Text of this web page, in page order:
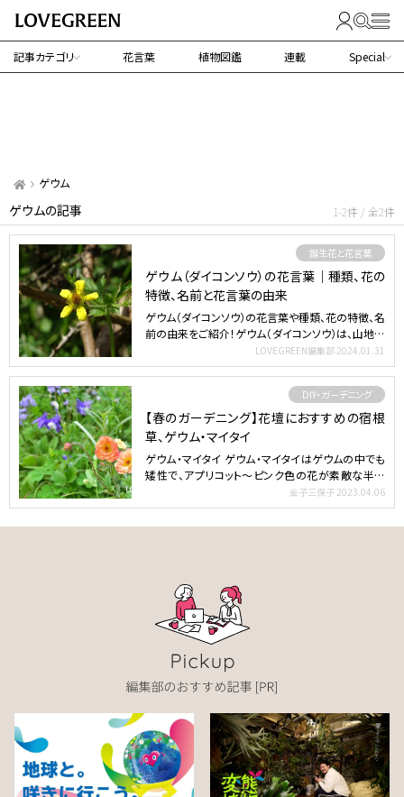
記事カテゴリ 花言葉 植物図鑑 連載 Special
ゲウム
ゲウムの記事 1-2件 / 全2件
誕生花と花言葉
ゲウム（ダイコンソウ）の花言葉｜種類、花の
特徴、名前と花言葉の由来
ゲウム（ダイコンソウ）の花言葉や種類、花の特徴、名
前の由来をご紹介！ゲウム（ダイコンソウ）は、山地の
LOVEGREEN編集部 2024.01.31
DIY・ガーデニング
【春のガーデニング】花壇におすすめの宿根
草、ゲウム・マイタイ
ゲウム・マイタイ ゲウム・マイタイはゲウムの中でも
矮性で、アプリコット～ピンク色の花が素敵な半八
金子三保子 2023.04.06